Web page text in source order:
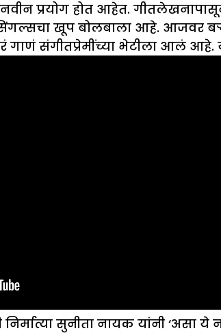
प्रयोग होत आहेत.
खूप बोलबाला आहे. आजवर
गाणं संगीतप्रेमींच्या भेटीला आलं आहे.
सुनीता नायक यांनी ‘असा ये